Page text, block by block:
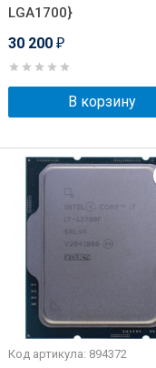
LGA1700}
30 200 ₽
В корзину
Код артикула: 894372